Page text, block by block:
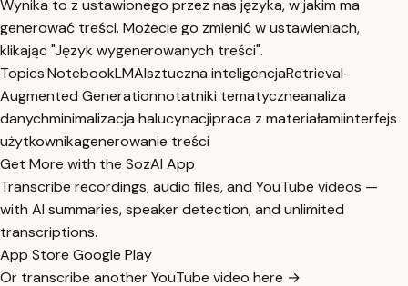
Wynika to z ustawionego przez nas języka, w jakim ma
generować treści. Możecie go zmienić w ustawieniach,
klikając "Język wygenerowanych treści".
Topics:NotebookLMAIsztuczna inteligencjaRetrieval-
Augmented Generationnotatniki tematyczneanaliza
danychminimalizacja halucynacjipraca z materiałamiinterfejs
użytkownikagenerowanie treści
Get More with the SozAI App
Transcribe recordings, audio files, and YouTube videos —
with AI summaries, speaker detection, and unlimited
transcriptions.
App Store Google Play
Or transcribe another YouTube video here →